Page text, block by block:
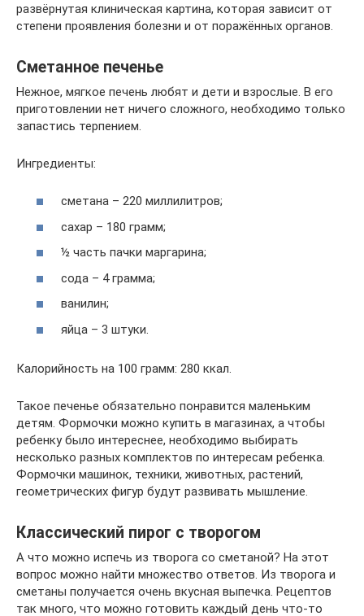
развёрнутая клиническая картина, которая зависит от
степени проявления болезни и от поражённых органов.
Сметанное печенье
Нежное, мягкое печень любят и дети и взрослые. В его
приготовлении нет ничего сложного, необходимо только
запастись терпением.
Ингредиенты:
сметана – 220 миллилитров;
сахар – 180 грамм;
½ часть пачки маргарина;
сода – 4 грамма;
ванилин;
яйца – 3 штуки.
Калорийность на 100 грамм: 280 ккал.
Такое печенье обязательно понравится маленьким
детям. Формочки можно купить в магазинах, а чтобы
ребенку было интереснее, необходимо выбирать
несколько разных комплектов по интересам ребенка.
Формочки машинок, техники, животных, растений,
геометрических фигур будут развивать мышление.
Классический пирог с творогом
А что можно испечь из творога со сметаной? На этот
вопрос можно найти множество ответов. Из творога и
сметаны получается очень вкусная выпечка. Рецептов
так много, что можно готовить каждый день что-то